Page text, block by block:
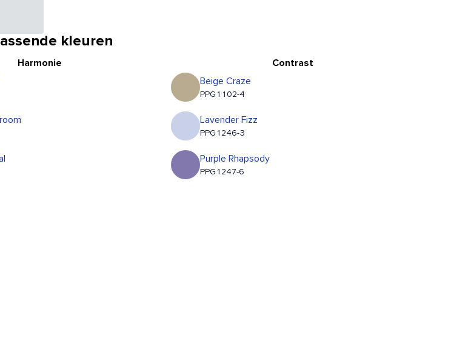
kleuren
Harmonie
Contrast
Beige Craze
PPG1102-4
Lavender Fizz
PPG1246-3
Purple Rhapsody
PPG1247-6